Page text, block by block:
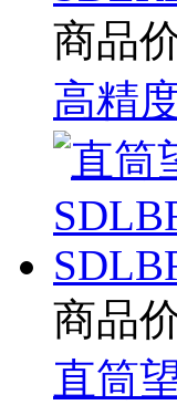
商品
高精
商品
直筒